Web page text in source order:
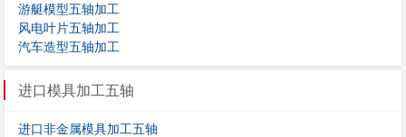
游艇模型五轴加工
风电叶片五轴加工
汽车造型五轴加工
进口模具加工五轴
进口非金属模具加工五轴